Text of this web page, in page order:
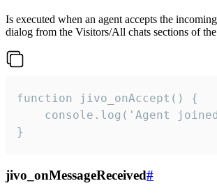
Is executed when an agent accepts the
dialog from the Visitors/All chats sections of
function jivo_onAccept() {
}
jivo_onMessageReceived#